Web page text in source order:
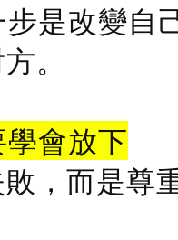
是改變自
。
會放下
，而是尊